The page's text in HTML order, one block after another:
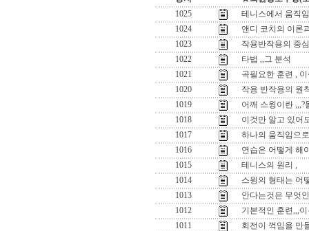
1025
테니스에서 움직
1024
앤디 코치의 이론
1023
작용반작용의 중
1022
타법 ,,그 분석
1021
곡필요한 훈련 ,
1020
작용 반작용의 원
1019
어깨 스윙이란
1018
이것만 알고 있어
1017
하나의 움직임으
1016
연습은 어떻게 해
1015
테니스의 원리 ,
1014
스윙의 형태는 어
1013
안다는것은 무엇
1012
기본적인 훈련,,,
1011
회전이 꺽임을 만